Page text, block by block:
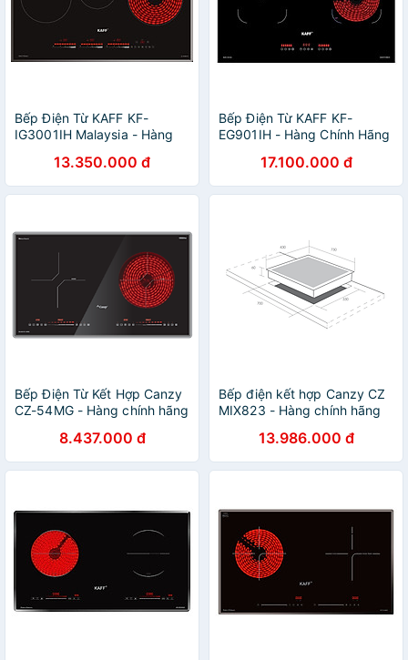
Bếp Điện Từ KAFF KF-
IG3001IH Malaysia - Hàng
13.350.000 đ
Bếp Điện Từ KAFF KF-
EG901IH - Hàng Chính Hãng
17.100.000 đ
Bếp Điện Từ Kết Hợp Canzy
CZ-54MG - Hàng chính hãng
8.437.000 đ
Bếp điện kết hợp Canzy CZ
MIX823 - Hàng chính hãng
13.986.000 đ